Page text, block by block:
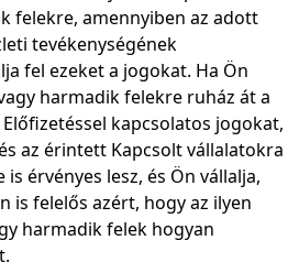
felekre, amennyiben az adott
tevékenységének
fel ezeket a jogokat. Ha Ön
harmadik felekre ruház át a
kapcsolatos jogokat,
az érintett Kapcsolt vállalatokra
érvényes lesz, és Ön vállalja,
is felelős azért, hogy az ilyen
harmadik felek hogyan